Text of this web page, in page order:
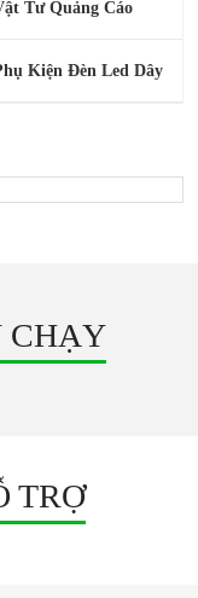
Tư Quảng Cáo
Kiện Đèn Led Dây
CHẠY
TRỢ